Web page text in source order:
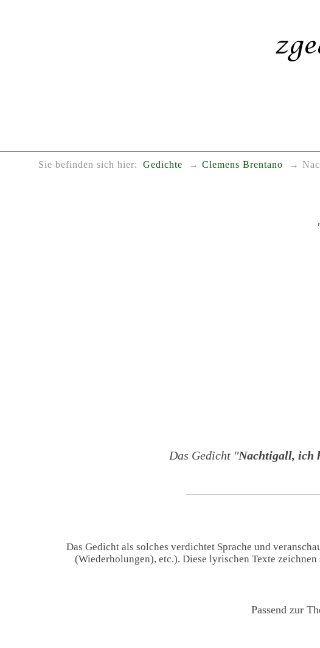
Sie befinden sich hier: Gedichte Clemens Brentano
Das Gedicht "Nachtigall, ich
Das Gedicht als solches verdichtet Sprache und
(Wiederholungen), etc.). Diese lyrischen Texte
Passend zur